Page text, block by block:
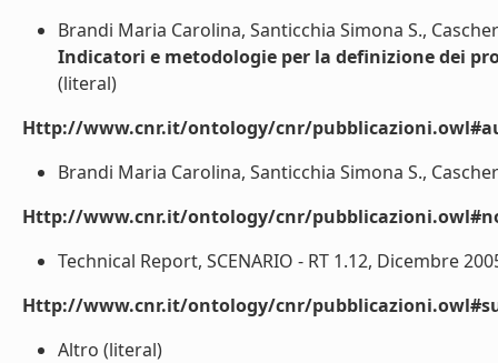
Brandi Maria Carolina, Santicchia Simona S.,
Indicatori e metodologie per la definizione dei
(literal)
Http://www.cnr.it/ontology/cnr/
Brandi Maria Carolina, Santicchia Simona S.,
Http://www.cnr.it/ontology/cnr/
Technical Report, SCENARIO - RT 1.12, Dicembre
Http://www.cnr.it/ontology/cnr/
Altro (literal)